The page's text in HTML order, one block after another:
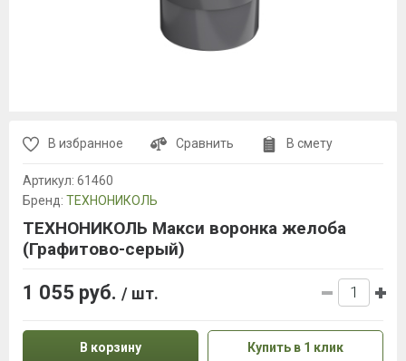
В избранное Сравнить В смету
Артикул: 61460
Бренд: ТЕХНОНИКОЛЬ
ТЕХНОНИКОЛЬ Макси воронка желоба
(Графитово-серый)
1 055 руб. / шт.
В корзину Купить в 1 клик